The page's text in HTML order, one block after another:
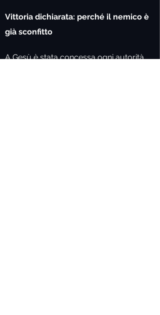
Vittoria dichiarata: perché il nemico è
già sconfitto
A Gesù è stata concessa ogni autorità